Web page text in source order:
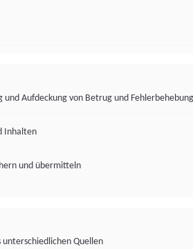
Aufdeckung von Betrug und Fehlerbehebung
Inhalten
und übermitteln
Quellen